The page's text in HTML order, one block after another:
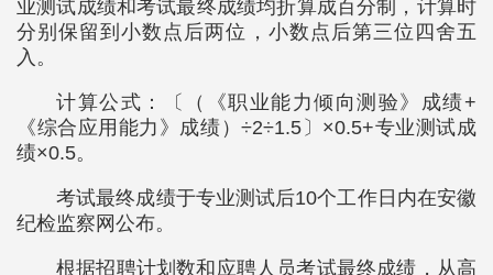
业测试成绩和考试最终成绩均折算成百分制，计算时
分别保留到小数点后两位，小数点后第三位四舍五
入。
计算公式：〔（《职业能力倾向测验》成绩+
《综合应用能力》成绩）÷2÷1.5〕×0.5+专业测试成
绩×0.5。
考试最终成绩于专业测试后10个工作日内在安徽
纪检监察网公布。
根据招聘计划数和应聘人员考试最终成绩，从高